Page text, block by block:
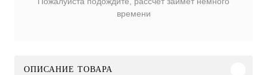
времени
ОПИСАНИЕ ТОВАРА